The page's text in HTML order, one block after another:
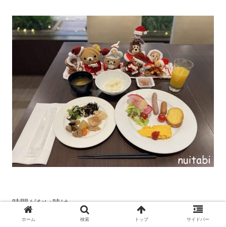
時間がない時は、
ホーム 検索 トップ サイドバー